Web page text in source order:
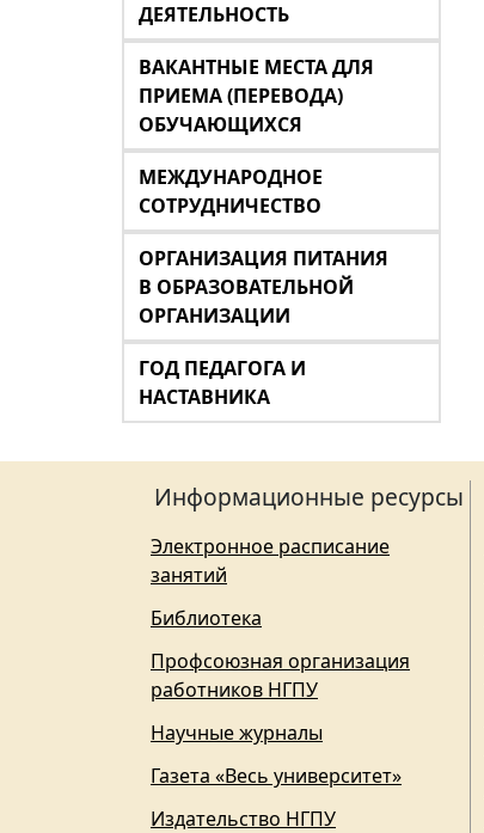
ДЕЯТЕЛЬНОСТЬ
ВАКАНТНЫЕ МЕСТА ДЛЯ
ПРИЕМА (ПЕРЕВОДА)
ОБУЧАЮЩИХСЯ
МЕЖДУНАРОДНОЕ
СОТРУДНИЧЕСТВО
ОРГАНИЗАЦИЯ ПИТАНИЯ
В ОБРАЗОВАТЕЛЬНОЙ
ОРГАНИЗАЦИИ
ГОД ПЕДАГОГА И
НАСТАВНИКА
Информационные ресурсы
Электронное расписание
занятий
Библиотека
Профсоюзная организация
работников НГПУ
Научные журналы
Газета «Весь университет»
Издательство НГПУ